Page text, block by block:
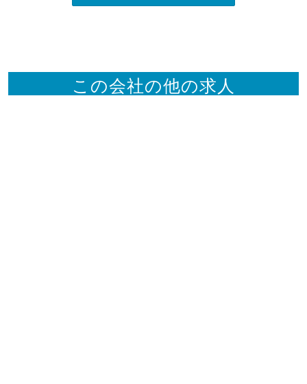
この会社の他の求人